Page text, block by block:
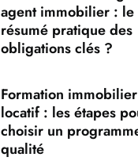
agent immobilier : le
résumé pratique des
obligations clés ?
Formation immobilier
locatif : les étapes
choisir un
qualité